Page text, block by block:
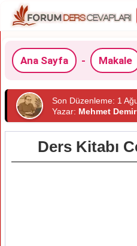
Ana Sayfa - Makale
Son Düzenleme: 1
Yazar: Mehmet Demir
Ders Kitabı